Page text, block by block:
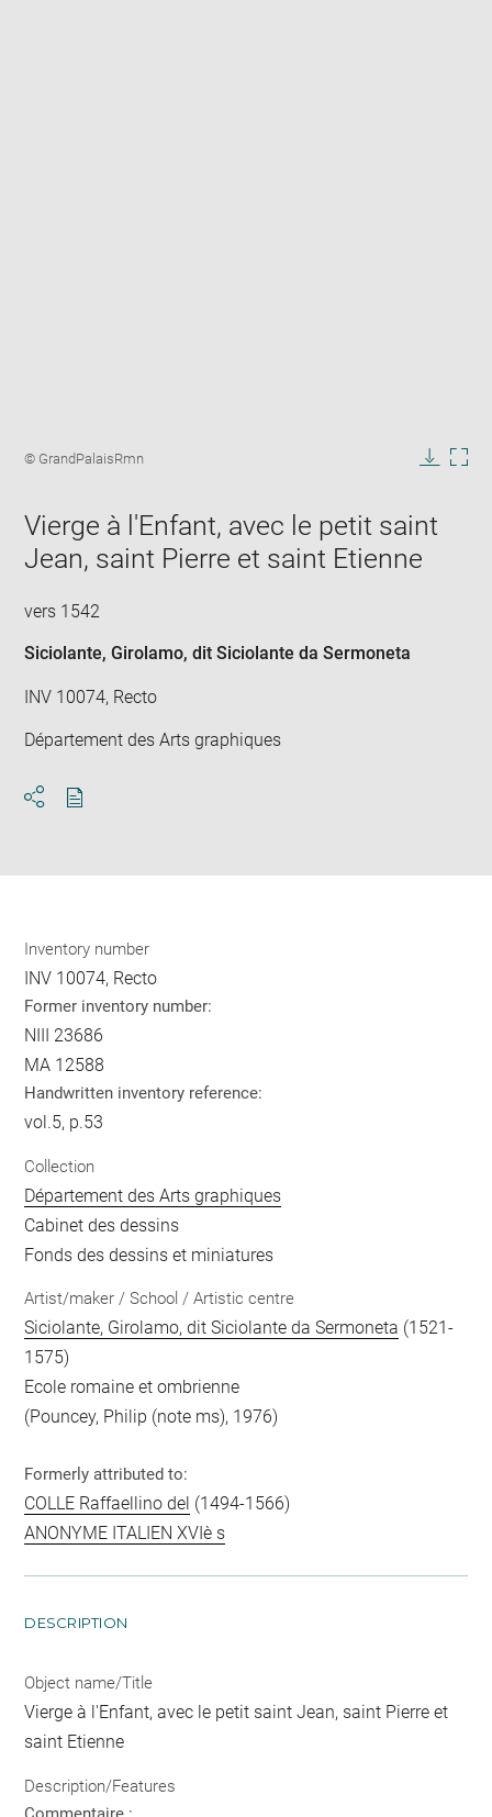
window
Image
© GrandPalaisRmn
Vierge à l'Enfant, avec le petit saint
Jean, saint Pierre et saint Etienne
vers 1542
Siciolante, Girolamo, dit Siciolante da Sermoneta
INV 10074, Recto
Département des Arts graphiques
Inventory number
INV 10074, Recto
Former inventory number:
NIII 23686
MA 12588
Handwritten inventory reference:
vol.5, p.53
Collection
Département des Arts graphiques
Cabinet des dessins
Fonds des dessins et miniatures
Artist/maker / School / Artistic centre
Siciolante, Girolamo, dit Siciolante da Sermoneta (1521-
1575)
Ecole romaine et ombrienne
(Pouncey, Philip (note ms), 1976)
Formerly attributed to:
COLLE Raffaellino del (1494-1566)
ANONYME ITALIEN XVIè s
DESCRIPTION
Object name/Title
Vierge à l'Enfant, avec le petit saint Jean, saint Pierre et
saint Etienne
Description/Features